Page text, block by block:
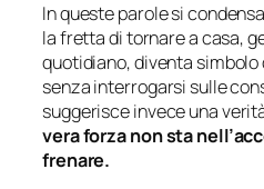
In queste parole si
la fretta di tornare a casa,
quotidiano, diventa simbolo
senza interrogarsi sulle
suggerisce invece una
vera forza non sta
frenare.